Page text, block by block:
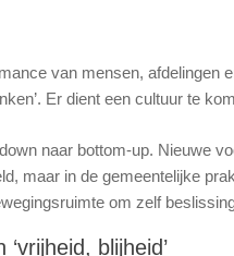
van mensen, afdelingen
Er dient een cultuur te
naar bottom-up. Nieuwe
maar in de gemeentelijke
om zelf
blijheid’